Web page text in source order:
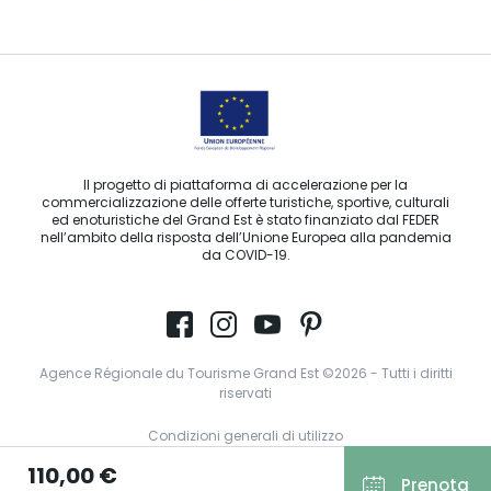
110,00 €
Il progetto di piattaforma di accelerazione per la
commercializzazione delle offerte turistiche, sportive, culturali
ed enoturistiche del Grand Est è stato finanziato dal FEDER
nell’ambito della risposta dell’Unione Europea alla pandemia
da COVID-19.
Agence Régionale du Tourisme Grand Est ©2026 - Tutti i diritti
riservati
Condizioni generali di utilizzo